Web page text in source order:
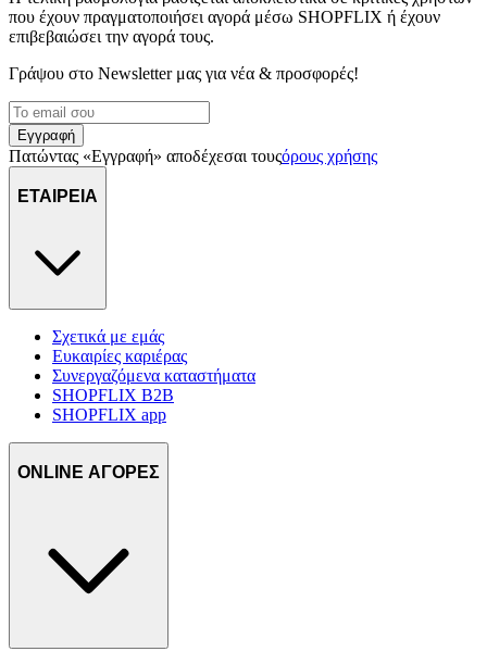
που έχουν πραγματοποιήσει αγορά μέσω SHOPFLIX ή έχουν
επιβεβαιώσει την αγορά τους.
Γράψου στο Νewsletter μας για νέα & προσφορές!
Εγγραφή
Πατώντας «Εγγραφή» αποδέχεσαι τουςόρους χρήσης
ΕΤΑΙΡΕΙΑ
Σχετικά με εμάς
Ευκαιρίες καριέρας
Συνεργαζόμενα καταστήματα
SHOPFLIX B2B
SHOPFLIX app
ONLINE ΑΓΟΡΕΣ